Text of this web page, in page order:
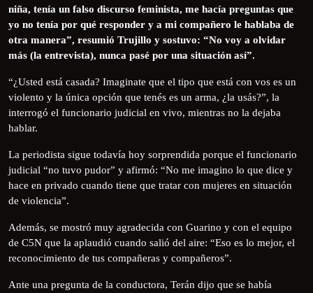
niña, tenía un falso discurso feminista, me hacía preguntas que
yo no tenía por qué responder y a mi compañero le hablaba de
otra manera”, resumió Trujillo y sostuvo: “No voy a olvidar
más (la entrevista), nunca pasé por una situación así”.
“¿Usted está casada? Imaginate que el tipo que está con vos es un
violento y la única opción que tenés es un arma, ¿la usás?”, la
interrogó el funcionario judicial en vivo, mientras no la dejaba
hablar.
La periodista sigue todavía hoy sorprendida porque el funcionario
judicial “no tuvo pudor” y afirmó: “No me imagino lo que dice y
hace en privado cuando tiene que tratar con mujeres en situación
de violencia”.
Además, se mostró muy agradecida con Guarino y con el equipo
de C5N que la aplaudió cuando salió del aire: “Eso es lo mejor, el
reconocimiento de tus compañeras y compañeros”.
Ante una pregunta de la conductora, Terán dijo que se había